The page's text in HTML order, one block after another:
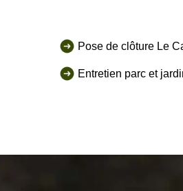
Pose de clôture Le
Entretien parc et